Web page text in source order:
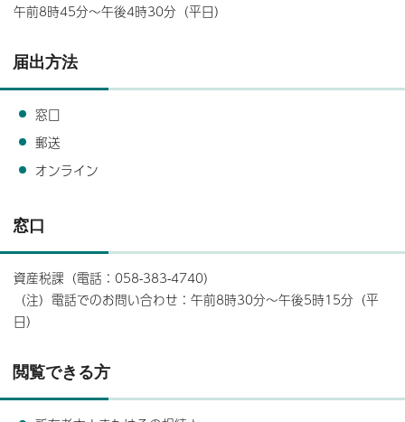
午前8時45分～午後4時30分（平日）
届出方法
窓口
郵送
オンライン
窓口
資産税課（電話：058-383-4740）
（注）電話でのお問い合わせ：午前8時30分～午後5時15分（平
日）
閲覧できる方